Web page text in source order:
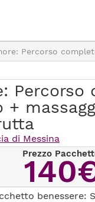
Percorso
+
di Messina
Prezzo
benessere: